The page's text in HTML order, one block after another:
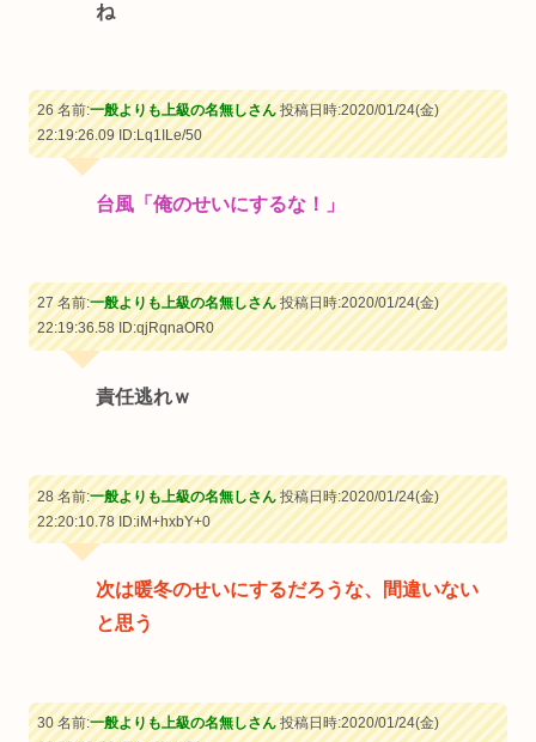
ね
26 名前:一般よりも上級の名無しさん投稿日時:2020/01/24(金)
22:19:26.09ID:Lq1ILe/50
台風「俺のせいにするな！」
27 名前:一般よりも上級の名無しさん投稿日時:2020/01/24(金)
22:19:36.58ID:qjRqnaOR0
責任逃れｗ
28 名前:一般よりも上級の名無しさん投稿日時:2020/01/24(金)
22:20:10.78ID:iM+hxbY+0
次は暖冬のせいにするだろうな、間違いない
と思う
30 名前:一般よりも上級の名無しさん投稿日時:2020/01/24(金)